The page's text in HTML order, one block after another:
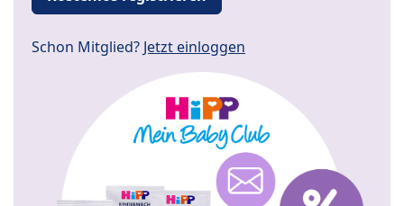
Schon Mitglied? Jetzt einloggen